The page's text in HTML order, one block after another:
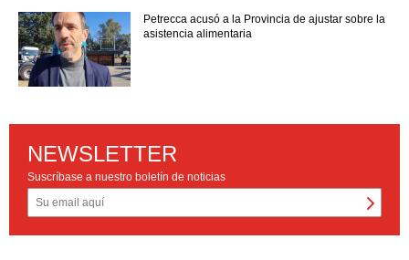
Petrecca acusó a la Provincia de ajustar sobre la
asistencia alimentaria
NEWSLETTER
Suscríbase a nuestro boletín de noticias